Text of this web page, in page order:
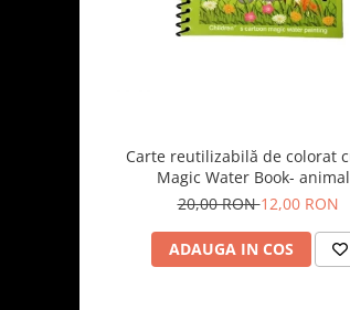
Carte reutilizabilă de colorat
Magic Water Book-
20,00 RON12,00 RON
ADAUGA IN COS